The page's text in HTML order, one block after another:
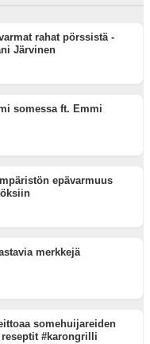
rahat pörssistä -
Järvinen
somessa ft. Emmi
epävarmuus
merkkejä
somehuijareiden
#karongrilli